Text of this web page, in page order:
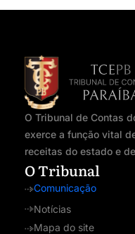
O Tribunal de Contas
exerce a função vital
receitas do estado e
O Tribunal
Comunicação
Notícias
Mapa do site